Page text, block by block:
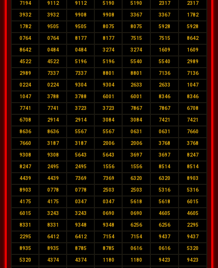
7194 9112 9112 5190 5190 2317 2317
3932 3932 9908 9908 3367 3367 1782
1782 9505 9505 8075 8075 5928 5928
0764 0764 8177 8177 7515 7515 8642
8642 0484 0484 3274 3274 1609 1609
4522 4522 5196 5196 5540 5540 2989
2989 7337 7337 8801 8801 7136 7136
0224 0224 9304 9304 2633 2633 1047
1047 3788 3788 6001 6001 8346 8346
7741 7741 3723 3723 7867 7867 6708
6708 2914 2914 3084 3084 7421 7421
8636 8636 5567 5567 0631 0631 7660
7660 3187 3187 2006 2006 3768 3768
9308 9308 5643 5643 3697 3697 8247
8247 2495 2495 1556 1556 8514 8514
4439 4439 7369 7369 6320 6320 8903
8903 0778 0778 2503 2503 5316 5316
4175 4175 0347 0347 5618 5618 6015
6015 3243 3243 0690 0690 4605 4605
8331 8331 9348 9348 6256 6256 2295
2295 6412 6412 7154 7154 9437 9437
8935 8935 8785 8785 0616 0616 5320
5320 4374 4374 1180 1180 9423 9423